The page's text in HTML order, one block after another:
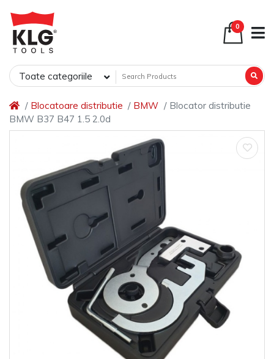
0
Toate categoriile
Blocatoare distributie BMW
Blocator distributie
BMW B37 B47 1.5 2.0d